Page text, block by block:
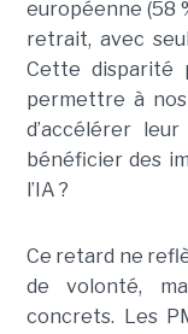
européenne (58
retrait, avec
Cette disparité
permettre à
d’accélérer
bénéficier des
l’IA ?
Ce retard ne
de volonté,
concrets. Les